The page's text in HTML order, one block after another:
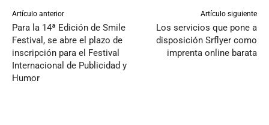
Artículo anterior
Para la 14ª Edición de Smile
Festival, se abre el plazo de
inscripción para el Festival
Internacional de Publicidad y
Humor
Artículo siguiente
Los servicios que pone a
disposición Srflyer como
imprenta online barata